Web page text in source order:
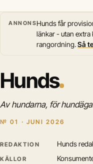
ANNONSHunds får
länkar - utan
rangordning.Så
Hunds
Av hundarna, för
№ 01 · JUNI 2026
REDAKTION Hunds
KÄLLOR